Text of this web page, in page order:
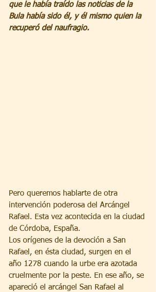
que le había traído las noticias de la
Bula había sido él, y él mismo quien la
recuperó del naufragio.
Pero queremos hablarte de otra
intervención poderosa del Arcángel
Rafael. Esta vez acontecida en la ciudad
de Córdoba, España.
Los orígenes de la devoción a San
Rafael, en ésta ciudad, surgen en el
año 1278 cuando la urbe era azotada
cruelmente por la peste. En ese año, se
apareció el arcángel San Rafael al